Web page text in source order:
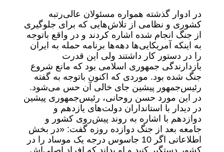
در ادوار گذشته همواره مسئولان عالی‌رتبه
کشوری و نظامی از تلاش‌هایی که برای جلوگیری
از جنگ انجام شده اشاره کردند و در واقع باتوجه
به اینکه آمریکایی‌ها دهه‌ها برنامه حمله به ایران
را در دستور کار داشتند ولی این قدرت
بازدارندگی جمهوری اسلامی بود که مانع شروع
جنگ شده بود. موردی که اکنون باتوجه به گفته
رئیس‌جمهور پیشین جای خالی آن حس می‌شود.
در این مورد حسن روحانی، رئیس‌جمهوری پیشین
در دیدار با استانداران دولت‌های یازدهم و
دوازدهم با اشاره به روند پیش‌روی کشور و
جامعه بعد از جنگ دوازده روزه گفت: «در بخش
اطلاعاتی اگر 10 جاسوس درجه یک موساد را در
کشور دستگیر کنید و او بداند که افراد اصلی‌اش